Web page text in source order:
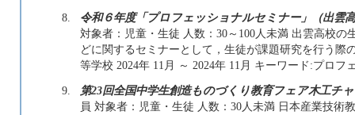
8.
令和６年度「プロフェッショナルセミナー」（出雲
対象者：児童・生徒 人数：30～100人未満 出雲高校
どに関するセミナーとして，生徒が課題研究を行う際
等学校 2024年 11月 ～ 2024年 11月 キーワード:プロ
9.
第23回全国中学生創造ものづくり教育フェア木工チ
員 対象者：児童・生徒 人数：30人未満 日本産業技術